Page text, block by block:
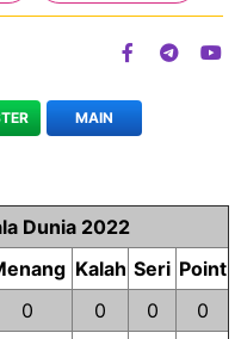
MAIN
Dunia 2022
Kalah Seri Point
0 0 0
0